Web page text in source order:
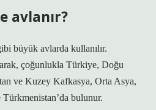
avlanır?
büyük avlarda kullanılır.
çoğunlukla Türkiye, Doğu
ve Kuzey Kafkasya, Orta Asya,
bulunur.